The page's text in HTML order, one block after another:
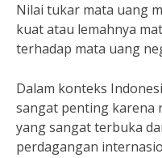
Nilai tukar mata uang
kuat atau lemahnya
terhadap mata uang
Dalam konteks
sangat penting karena
yang sangat terbuka
perdagangan